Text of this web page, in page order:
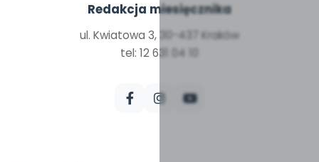
Redakcja miesięcznika
ul. Kwiatowa 3, 30-437 Kraków
tel: 12 631 04 10